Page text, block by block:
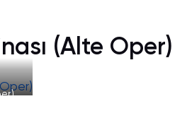
(Alte Oper)